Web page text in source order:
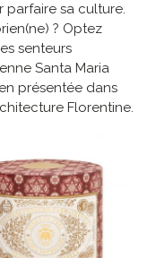
parfaire sa culture.
? Optez
senteurs
Santa Maria
présentée dans
Florentine.